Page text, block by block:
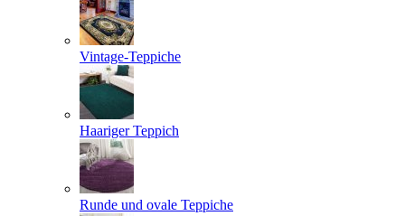
Vintage-Teppiche
Haariger Teppich
Runde und ovale Teppiche